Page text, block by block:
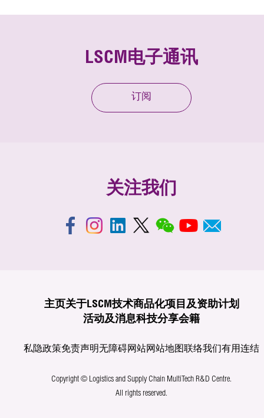
LSCM电子通讯
订阅
关注我们
主页关于LSCM技术商品化项目及资助计划
活动及消息科技分享会籍
私隐政策免责声明无障碍网站网站地图联络我们有用连结
Copyright © Logistics and Supply Chain MultiTech R&D Centre.
All rights reserved.